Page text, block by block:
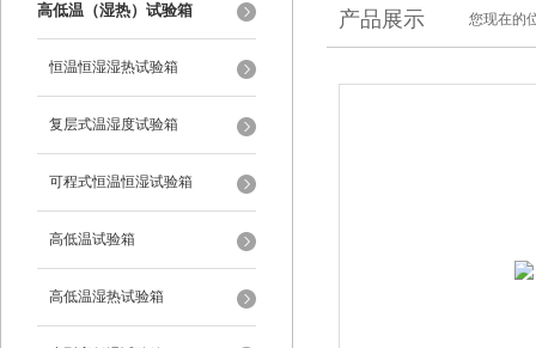
高低温（湿热）试验箱
恒温恒湿湿热试验箱
复层式温湿度试验箱
可程式恒温恒湿试验箱
高低温试验箱
高低温湿热试验箱
产品展示 您现在的